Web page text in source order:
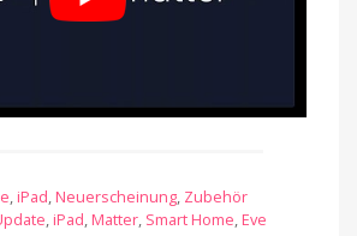
, iPad, Neuerscheinung, Zubehör
, iPad, Matter, Smart Home, Eve